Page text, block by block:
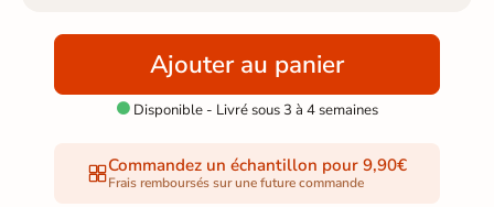
Ajouter au panier
Disponible - Livré sous 3 à 4 semaines
Commandez un échantillon pour 9,90€
Frais remboursés sur une future commande